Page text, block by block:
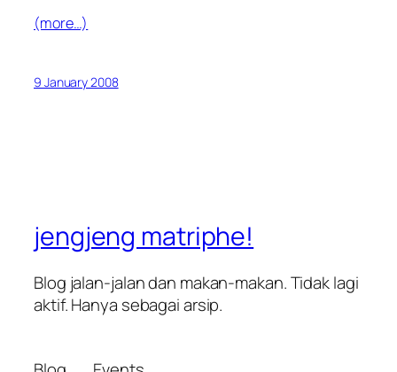
(more…)
9 January 2008
jengjeng matriphe!
Blog jalan-jalan dan makan-makan. Tidak lagi
aktif. Hanya sebagai arsip.